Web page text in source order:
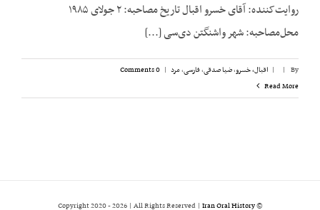
روایت‌کننده: آقای خسرو اقبال تاریخ مصاحبه: ۲ جولای ۱۹۸۵
محل‌مصاحبه: شهر واشنگتن دی‌سی [...]
By
|
| اقبال، خسرو,ضیا صدقی,فارسی,مرد |
0 Comments
Read More
© Copyright 2020 -
2026 | All Rights Reserved | Iran Oral History